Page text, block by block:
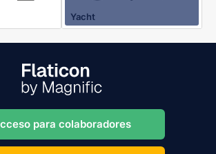
Yacht
para colaboradores